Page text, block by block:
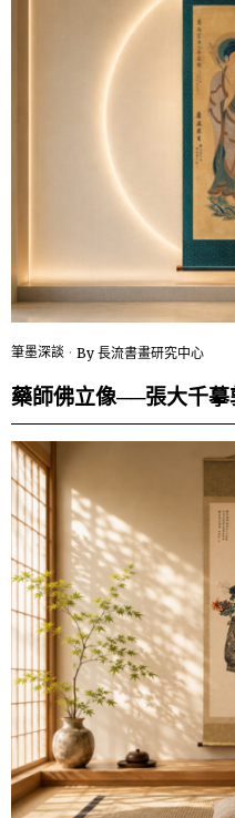
筆墨深談 By 長流書畫研究中心
藥師佛立像──張大千